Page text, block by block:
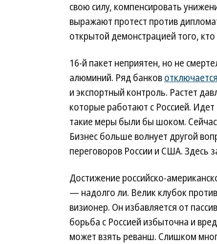
свою силу, компенсировать
выражают протест против
открытой демонстрацией того,
16-й пакет неприятен, но не
алюминий. Ряд банковотключается
и экспортный контроль. Растет
которые работают с Россией.
такие меры были бы шоком.
Бизнес больше волнует другой
переговоров России и США. Здесь
Достижение российско-
— надолго ли. Велик клубок
визионер. Он избавляется от
борьба с Россией избыточна и
может взять реванш. Слишком